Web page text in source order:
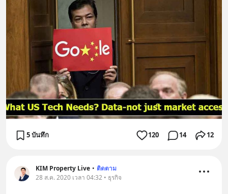
5 บันทึก 120 14 12
KIM Property Live • ติดตาม
28 ส.ค. 2020 เวลา 04:32 • ธุรกิจ